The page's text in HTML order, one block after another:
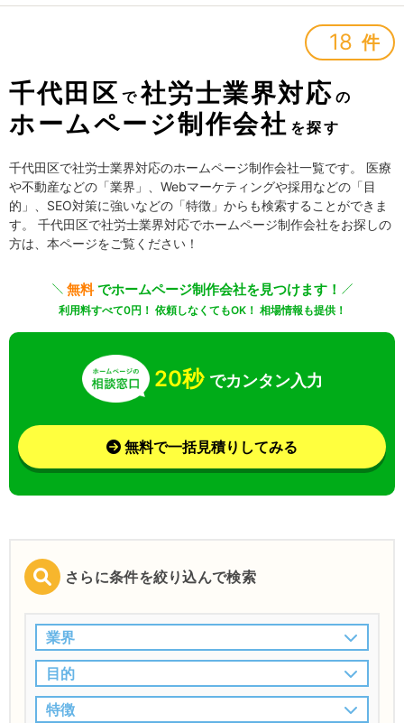
18 件
千代田区 で 社労士業界対応 の
ホームページ制作会社 を探す
千代田区で社労士業界対応のホームページ制作会社一覧です。 医療
や不動産などの「業界」、Webマーケティングや採用などの「目
的」、SEO対策に強いなどの「特徴」からも検索することができま
す。 千代田区で社労士業界対応でホームページ制作会社をお探しの
方は、本ページをご覧ください！
無料でホームページ制作会社を見つけます！
利用料すべて0円！ 依頼しなくてもOK！ 相場情報も提供！
20秒 でカンタン入力
無料で一括見積りしてみる
さらに条件を絞り込んで検索
業界
目的
特徴